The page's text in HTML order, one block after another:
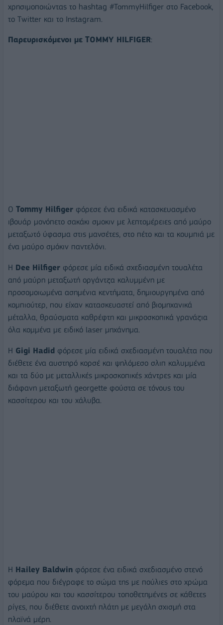
χρησιμοποιώντας το hashtag #TommyHilfiger στο Facebook,
το Twitter και το Instagram.
Παρευρισκόμενοι με TOMMY HILFIGER:
Ο Tommy Hilfiger φόρεσε ένα ειδικά κατασκευασμένο
ιβουάρ μονόπετο σακάκι σμοκιν με λεπτομέρειες από μαύρο
μεταξωτό ύφασμα στις μανσέτες, στο πέτο και τα κουμπιά με
ένα μαύρο σμόκιν παντελόνι.
Η Dee Hilfiger φόρεσε μία ειδικά σχεδιασμένη τουαλέτα
από μαύρη μεταξωτή οργάντζα καλυμμένη με
προσομοιωμένα ασημένια κεντήματα, δημιουργημένα από
κομπιούτερ, που είχαν κατασκευαστεί από βιομηχανικά
μέταλλα, θραύσματα καθρέφτη και μικροσκοπικά γρανάζια
όλα κομμένα με ειδικό laser μηχάνημα.
Η Gigi Hadid φόρεσε μία ειδικά σχεδιασμένη τουαλέτα που
διέθετε ένα αυστηρό κορσέ και ψηλόμεσο σλιπ καλυμμένα
και τα δύο με μεταλλικές μικροσκοπικές χάντρες και μία
διάφανη μεταξωτή georgette φούστα σε τόνους του
κασσίτερου και του χάλυβα.
Η Hailey Baldwin φόρεσε ένα ειδικά σχεδιασμένο στενό
φόρεμα που διέγραφε το σώμα της με πούλιες στο χρώμα
του μαύρου και του κασσίτερου τοποθετημένες σε κάθετες
ρίγες, που διέθετε ανοιχτή πλάτη με μεγάλη σχισμή στα
πλαϊνά μέρη.